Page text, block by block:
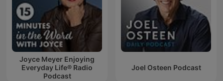
Joyce Meyer Enjoying
Everyday Life® Radio
Podcast
Joel Osteen Podcast